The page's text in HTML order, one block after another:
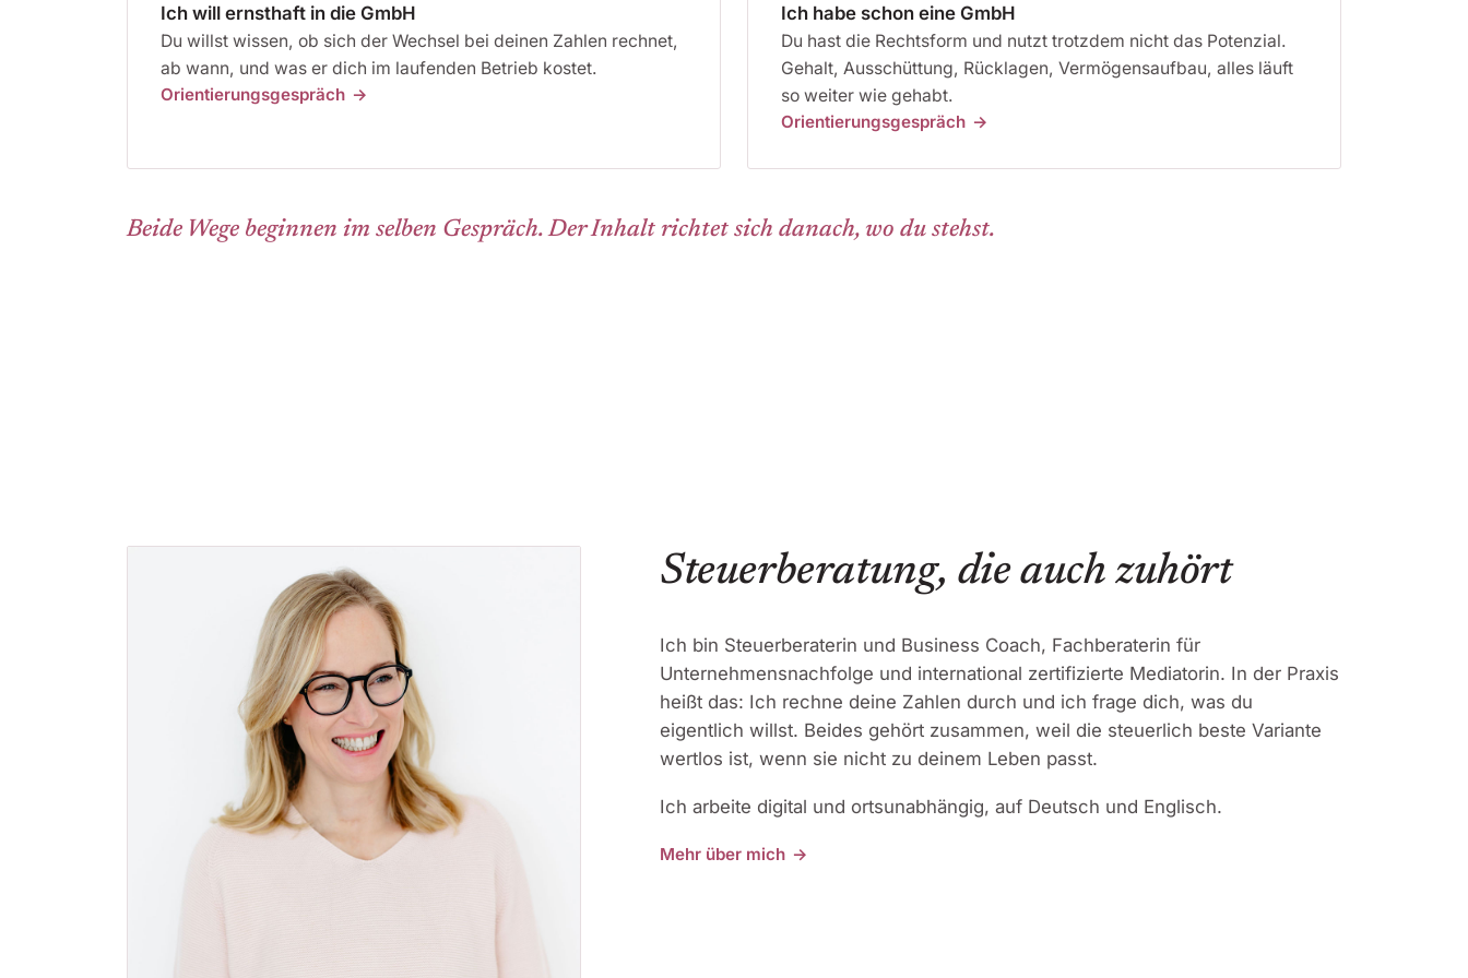
Ich will ernsthaft in die GmbH
Du willst wissen, ob sich der Wechsel bei deinen Zahlen rechnet,
ab wann, und was er dich im laufenden Betrieb kostet.
Orientierungsgespräch
Ich habe schon eine GmbH
Du hast die Rechtsform und nutzt trotzdem nicht das Potenzial.
Gehalt, Ausschüttung, Rücklagen, Vermögensaufbau, alles läuft
so weiter wie gehabt.
Orientierungsgespräch
Beide Wege beginnen im selben Gespräch. Der Inhalt richtet sich danach, wo du stehst.
Steuerberatung, die auch zuhört
Ich bin Steuerberaterin und Business Coach, Fachberaterin für
Unternehmensnachfolge und international zertifizierte Mediatorin. In der Praxis
heißt das: Ich rechne deine Zahlen durch und ich frage dich, was du
eigentlich willst. Beides gehört zusammen, weil die steuerlich beste Variante
wertlos ist, wenn sie nicht zu deinem Leben passt.
Ich arbeite digital und ortsunabhängig, auf Deutsch und Englisch.
Mehr über mich